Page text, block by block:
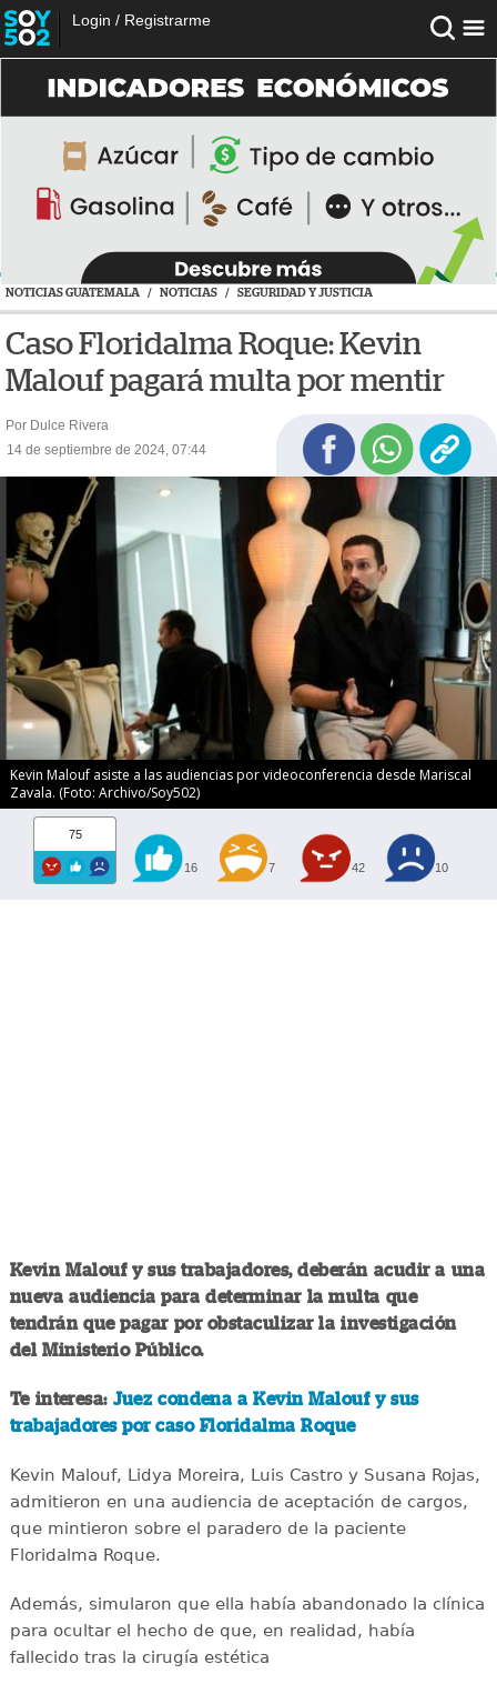
Login / Registrarme
NOTICIAS GUATEMALA / NOTICIAS / SEGURIDAD Y JUSTICIA
Caso Floridalma Roque: Kevin
Malouf pagará multa por mentir
Por Dulce Rivera
14 de septiembre de 2024, 07:44
Kevin Malouf asiste a las audiencias por videoconferencia desde Mariscal
Zavala. (Foto: Archivo/Soy502)
75
16 7 42 10
Kevin Malouf y sus trabajadores, deberán acudir a una
nueva audiencia para determinar la multa que
tendrán que pagar por obstaculizar la investigación
del Ministerio Público.
Te interesa: Juez condena a Kevin Malouf y sus
trabajadores por caso Floridalma Roque
Kevin Malouf, Lidya Moreira, Luis Castro y Susana Rojas,
admitieron en una audiencia de aceptación de cargos,
que mintieron sobre el paradero de la paciente
Floridalma Roque.
Además, simularon que ella había abandonado la clínica
para ocultar el hecho de que, en realidad, había
fallecido tras la cirugía estética